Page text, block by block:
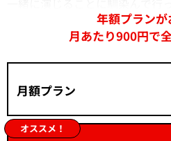
年額プランが
月あたり900円で
月額プラン
オススメ！